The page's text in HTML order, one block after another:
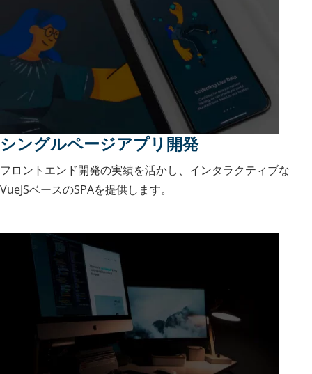
シングルページアプリ開発
フロントエンド開発の実績を活かし、インタラクティブな
VueJSベースのSPAを提供します。